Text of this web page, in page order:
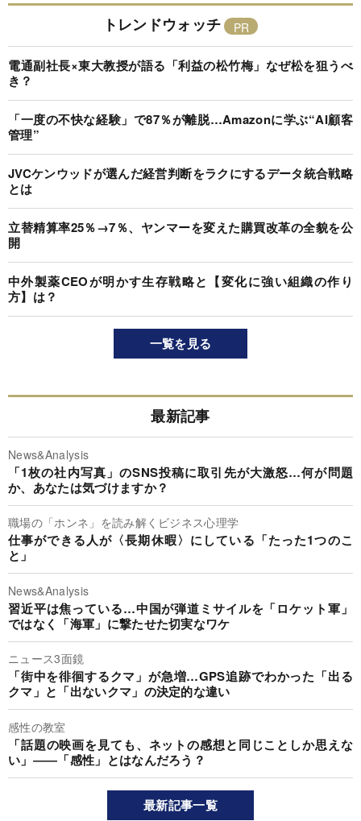
トレンドウォッチ
電通副社長×東大教授が語る「利益の松竹梅」なぜ松を狙うべ
き？
「一度の不快な経験」で87％が離脱…Amazonに学ぶ“AI顧客
管理”
JVCケンウッドが選んだ経営判断をラクにするデータ統合戦略
とは
立替精算率25％→7％、ヤンマーを変えた購買改革の全貌を公
開
中外製薬CEOが明かす生存戦略と【変化に強い組織の作り
方】は？
一覧を見る
最新記事
News&Analysis
「1枚の社内写真」のSNS投稿に取引先が大激怒…何が問題
か、あなたは気づけますか？
職場の「ホンネ」を読み解くビジネス心理学
仕事ができる人が〈長期休暇〉にしている「たった1つのこ
と」
News&Analysis
習近平は焦っている…中国が弾道ミサイルを「ロケット軍」
ではなく「海軍」に撃たせた切実なワケ
ニュース3面鏡
「街中を徘徊するクマ」が急増…GPS追跡でわかった「出る
クマ」と「出ないクマ」の決定的な違い
感性の教室
「話題の映画を見ても、ネットの感想と同じことしか思えな
い」――「感性」とはなんだろう？
最新記事一覧